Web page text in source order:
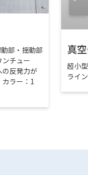
部・揺動部
ンチュー
の反発力が
カラー：1
真
超小
ライ